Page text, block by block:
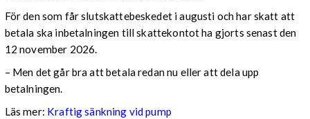
För den som får slutskattebeskedet i augusti och har skatt att
betala ska inbetalningen till skattekontot ha gjorts senast den
12 november 2026.
– Men det går bra att betala redan nu eller att dela upp
betalningen.
Läs mer: Kraftig sänkning vid pump